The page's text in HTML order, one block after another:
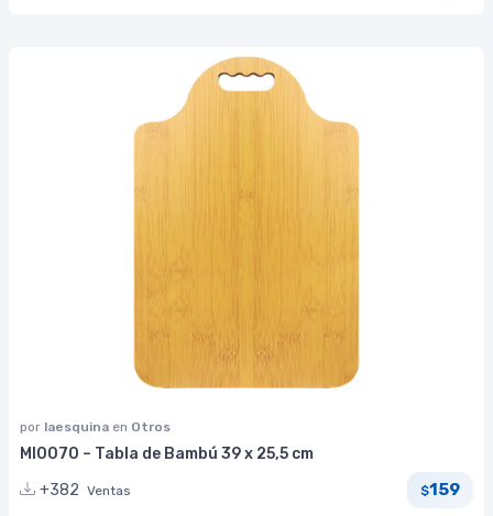
por laesquina en Otros
MI0070 – Tabla de Bambú 39 x 25,5 cm
+382 Ventas $159